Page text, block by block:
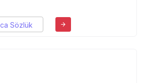
Sözlük